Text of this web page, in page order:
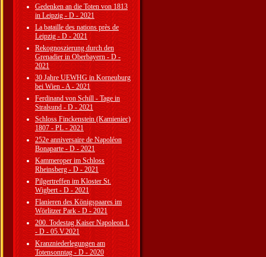
Gedenken an die Toten von 1813
in Leipzig - D - 2021
La bataille des nations près de
Leipzig - D - 2021
Rekognoszierung durch den
Grenadier in Oberbayern - D -
2021
30 Jahre UEWHG in Korneuburg
bei Wien - A - 2021
Ferdinand von Schill - Tage in
Stralsund - D - 2021
Schloss Finckenstein (Kamieniec)
1807 - PL - 2021
252e anniversaire de Napoléon
Bonaparte - D - 2021
Kammeroper im Schloss
Rheinsberg - D - 2021
Pilgertreffen im Kloster St.
Wigbert - D - 2021
Flanieren des Königspaares im
Wörlitzer Park - D - 2021
200. Todestag Kaiser Napoleon I.
- D - 05.V.2021
Kranzniederlegungen am
Totensonntag - D - 2020